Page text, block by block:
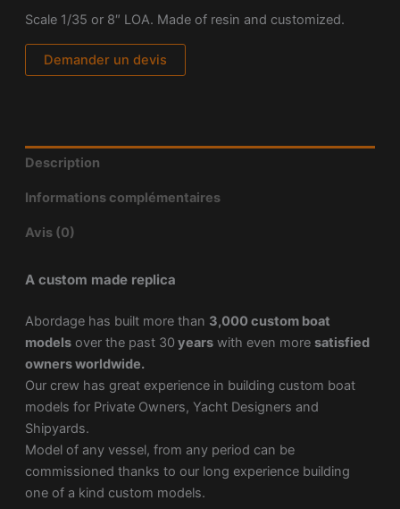
Scale 1/35 or 8″ LOA. Made of resin and customized.
Demander un devis
Description
Informations complémentaires
Avis (0)
A custom made replica
Abordage has built more than 3,000 custom boat
modelsover the past 30 yearswith even more satisfied
owners worldwide.
Our crew has great experience in building custom boat
models for Private Owners, Yacht Designers and
Shipyards.
Model of any vessel, from any period can be
commissioned thanks to our long experience building
one of a kind custom models.